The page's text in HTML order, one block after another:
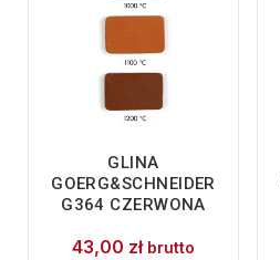
GLINA
GOERG&SCHNEIDER
G364 CZERWONA
43,00 zł brutto